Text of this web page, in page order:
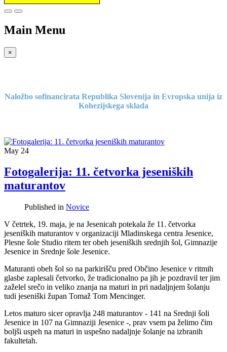
Prosimo,
upoštevajte:
spletno
vključuje
sistem
Main Menu
×
Naložbo sofinancirata Republika Slovenija in Evropska unija iz
Kohezijskega sklada
May 24
Fotogalerija: 11. četvorka jeseniških
maturantov
Published in Novice
V četrtek, 19. maja, je na Jesenicah potekala že 11. četvorka
jeseniških maturantov v organizaciji Mladinskega centra Jesenice,
Plesne šole Studio ritem ter obeh jeseniških srednjih šol, Gimnazije
Jesenice in Srednje šole Jesenice.
Maturanti obeh šol so na parkirišču pred Občino Jesenice v ritmih
glasbe zaplesali četvorko, že tradicionalno pa jih je pozdravil ter jim
zaželel srečo in veliko znanja na maturi in pri nadaljnjem šolanju
tudi jeseniški župan Tomaž Tom Mencinger.
Letos maturo sicer opravlja 248 maturantov - 141 na Srednji šoli
Jesenice in 107 na Gimnaziji Jesenice -, prav vsem pa želimo čim
boljši uspeh na maturi in uspešno nadaljnje šolanje na izbranih
fakultetah.